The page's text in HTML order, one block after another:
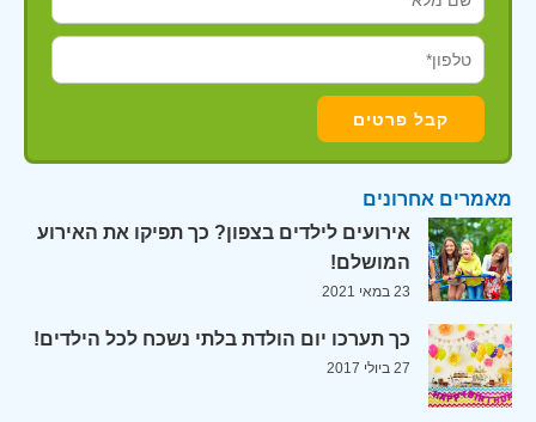
מאמרים אחרונים
אירועים לילדים בצפון? כך תפיקו את האירוע
המושלם!
23 במאי 2021
כך תערכו יום הולדת בלתי נשכח לכל הילדים!
27 ביולי 2017